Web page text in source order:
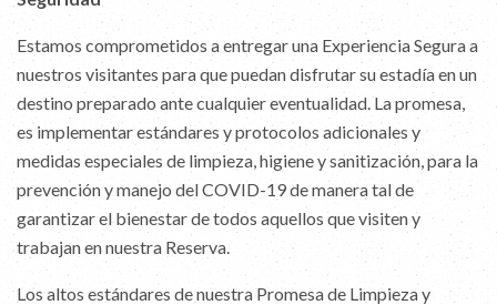
Estamos comprometidos a entregar una Experiencia Segura a
nuestros visitantes para que puedan disfrutar su estadía en un
destino preparado ante cualquier eventualidad. La promesa,
es implementar estándares y protocolos adicionales y
medidas especiales de limpieza, higiene y sanitización, para la
prevención y manejo del COVID-19 de manera tal de
garantizar el bienestar de todos aquellos que visiten y
trabajan en nuestra Reserva.
Los altos estándares de nuestra Promesa de Limpieza y